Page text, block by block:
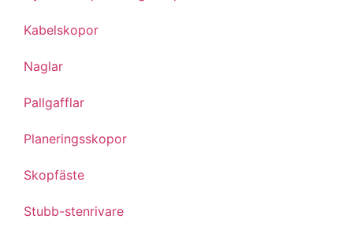
Kabelskopor
Naglar
Pallgafflar
Planeringsskopor
Skopfäste
Stubb-stenrivare